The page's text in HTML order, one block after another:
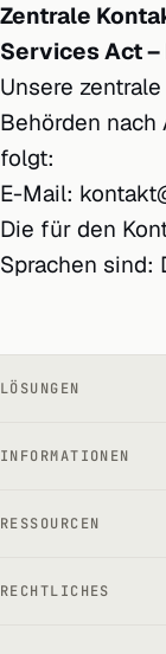
Zentrale
Services Act –
Unsere
Behörden nach
folgt:
E-Mail:
Die für den
Sprachen sind:
LÖSUNGEN
INFORMATIONEN
RESSOURCEN
RECHTLICHES